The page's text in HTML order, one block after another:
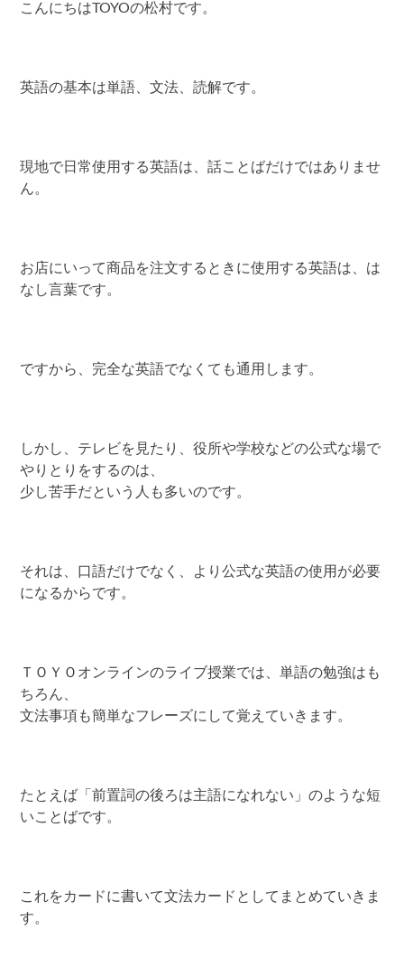
こんにちはTOYOの松村です。
英語の基本は単語、文法、読解です。
現地で日常使用する英語は、話ことばだけではありませ
ん。
お店にいって商品を注文するときに使用する英語は、は
なし言葉です。
ですから、完全な英語でなくても通用します。
しかし、テレビを見たり、役所や学校などの公式な場で
やりとりをするのは、
少し苦手だという人も多いのです。
それは、口語だけでなく、より公式な英語の使用が必要
になるからです。
ＴＯＹＯオンラインのライブ授業では、単語の勉強はも
ちろん、
文法事項も簡単なフレーズにして覚えていきます。
たとえば「前置詞の後ろは主語になれない」のような短
いことばです。
これをカードに書いて文法カードとしてまとめていきま
す。